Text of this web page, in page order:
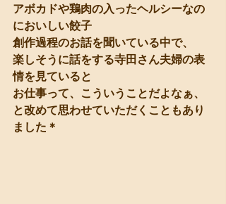
アボカドや鶏肉の入ったヘルシーなの
においしい餃子
創作過程のお話を聞いている中で、
楽しそうに話をする寺田さん夫婦の表
情を見ていると
お仕事って、こういうことだよなぁ、
と改めて思わせていただくこともあり
ました＊